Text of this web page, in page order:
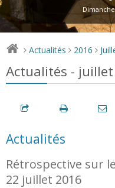
> Actualités > 2016 >
Actualités -
Actualités
Rétrospective sur
22 juillet 2016